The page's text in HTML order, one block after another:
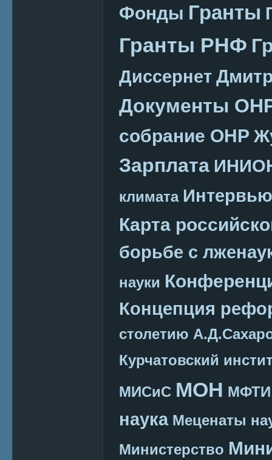
Фонды Гранты
Гранты РНФ
Диссернет
Документы
собрание ОНР
Зарплата
климата Интервью
Карта
борьбе с
науки
Концепция
столетию
Курчатовский
МИСиС МОН МФТИ
наука Меценаты
Министерство